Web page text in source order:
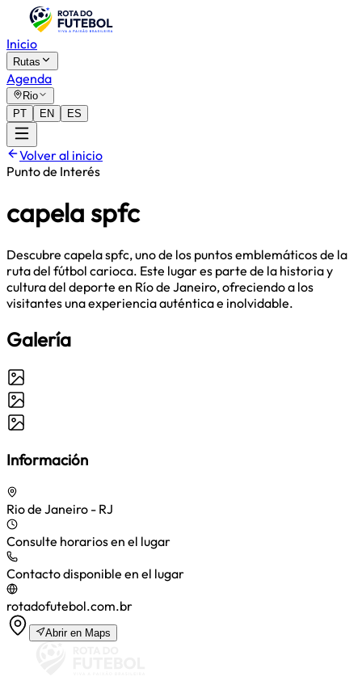
Inicio
Rutas
Agenda
Rio
PT
EN ES
Volver al inicio
Punto de Interés
capela spfc
Descubre capela spfc, uno de los puntos emblemáticos de la
ruta del fútbol carioca. Este lugar es parte de la historia y
cultura del deporte en Río de Janeiro, ofreciendo a los
visitantes una experiencia auténtica e inolvidable.
Galería
Información
Rio de Janeiro - RJ
Consulte horarios en el lugar
Contacto disponible en el lugar
rotadofutebol.com.br
Abrir en Maps